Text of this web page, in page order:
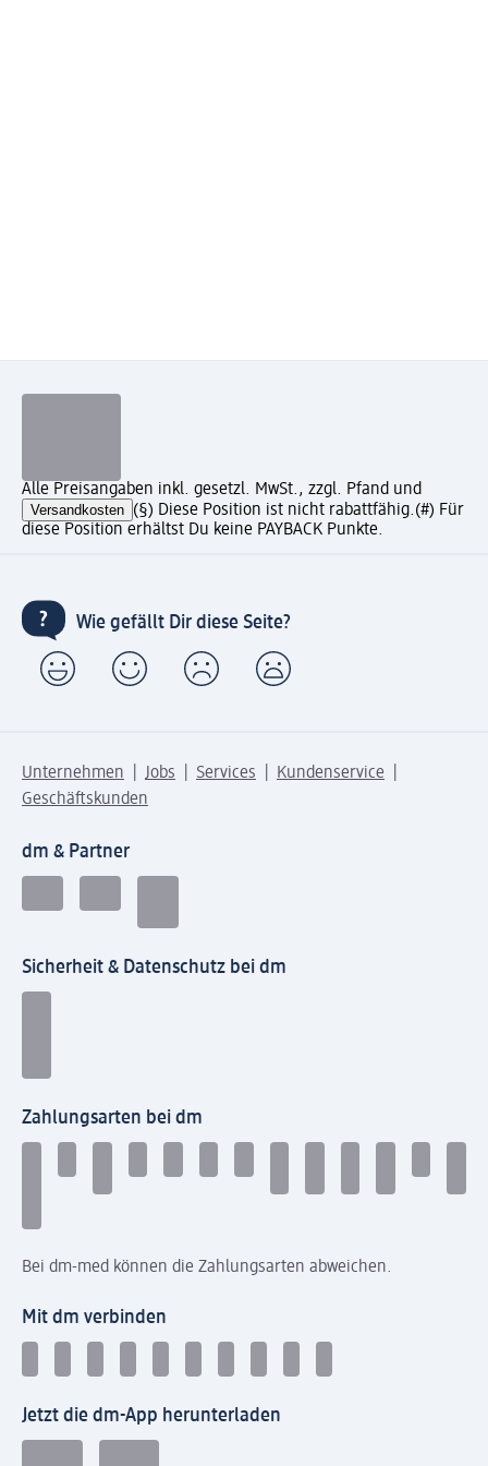
Alle Preisangaben inkl. gesetzl. MwSt., zzgl. Pfand und
Versandkosten (§) Diese Position ist nicht rabattfähig.(#) Für
diese Position erhältst Du keine PAYBACK Punkte.
Wie gefällt Dir diese Seite?
Unternehmen Jobs Services
Kundenservice
Geschäftskunden
dm & Partner
Sicherheit & Datenschutz bei dm
Zahlungsarten bei dm
Bei dm-med können die Zahlungsarten abweichen.
Mit dm verbinden
Jetzt die dm-App herunterladen